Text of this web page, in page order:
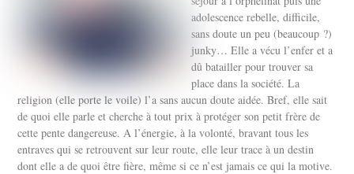
adolescence rebelle, difficile,
sans doute un peu (beaucoup ?)
junky… Elle a vécu l’enfer et a
dû batailler pour trouver sa
place dans la société. La
religion (elle porte le voile) l’a sans aucun doute aidée. Bref, elle sait
de quoi elle parle et cherche à tout prix à protéger son petit frère de
cette pente dangereuse. A l’énergie, à la volonté, bravant tous les
entraves qui se retrouvent sur leur route, elle leur trace à un destin
dont elle a de quoi être fière, même si ce n’est jamais ce qui la motive.